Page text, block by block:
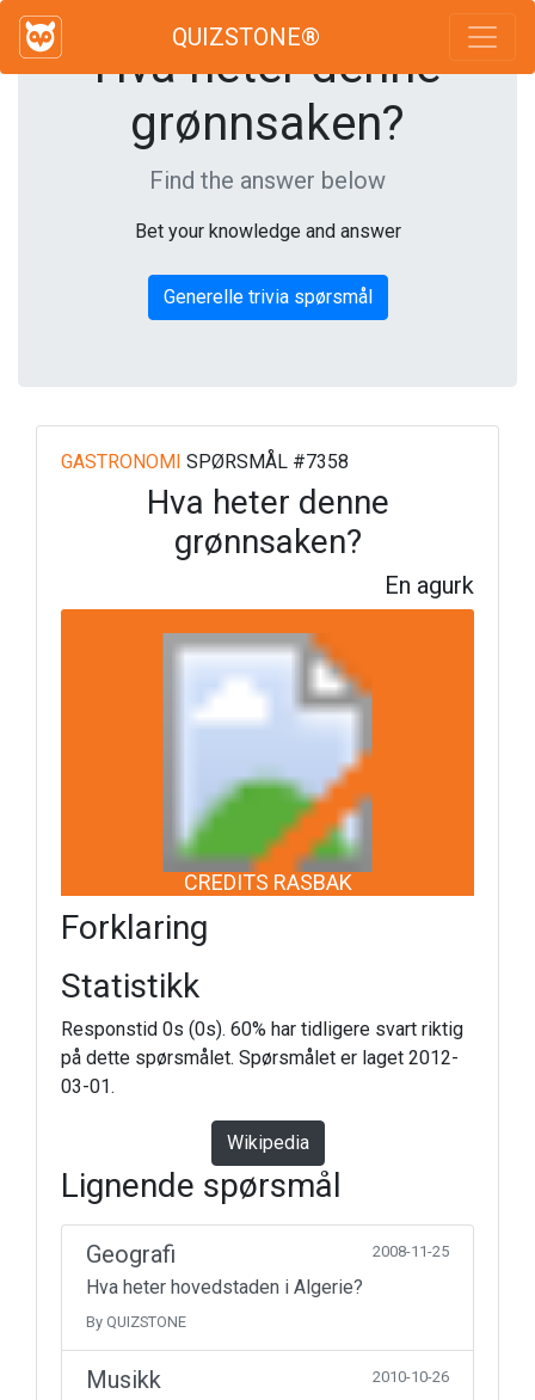
QUIZSTONE®
Hva heter denne
grønnsaken?
Find the answer below
Bet your knowledge and answer
Generelle trivia spørsmål
GASTRONOMI SPØRSMÅL #7358
Hva heter denne
grønnsaken?
En agurk
CREDITS RASBAK
Forklaring
Statistikk
Responstid 0s (0s). 60% har tidligere svart riktig
på dette spørsmålet. Spørsmålet er laget 2012-
03-01.
Wikipedia
Lignende spørsmål
Geografi 2008-11-25
Hva heter hovedstaden i Algerie?
By QUIZSTONE
Musikk 2010-10-26